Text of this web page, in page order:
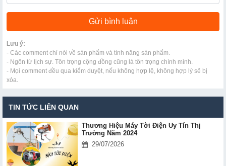
Lưu ý:
- Các comment chỉ nói về sản phẩm và tính năng sản phẩm.
- Ngôn từ lịch sự. Tôn trọng cộng đồng cũng là tôn trọng chính mình.
- Mọi comment đều qua kiểm duyệt, nếu không hợp lệ, không hợp lý sẽ bị
xóa.
TIN TỨC LIÊN QUAN
Thương Hiệu Máy Tời Điện Uy Tín Thị
Trường Năm 2024
29/07/2026